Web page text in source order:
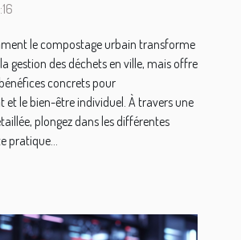
le compostage urbain transforme
gestion des déchets en ville, mais offre
concrets pour
et le bien-être individuel. À travers une
plongez dans les différentes
pratique...